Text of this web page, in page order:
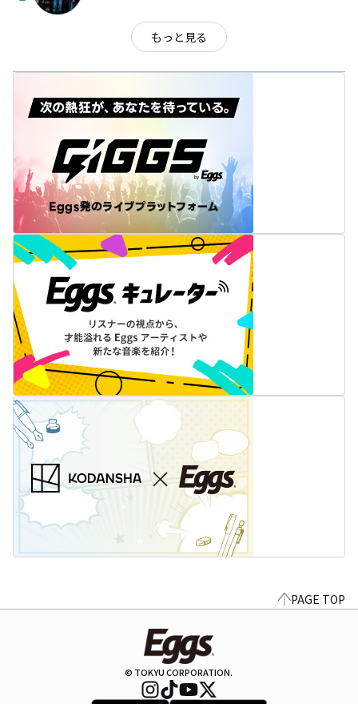
もっと見る
PAGE TOP
© TOKYU CORPORATION.